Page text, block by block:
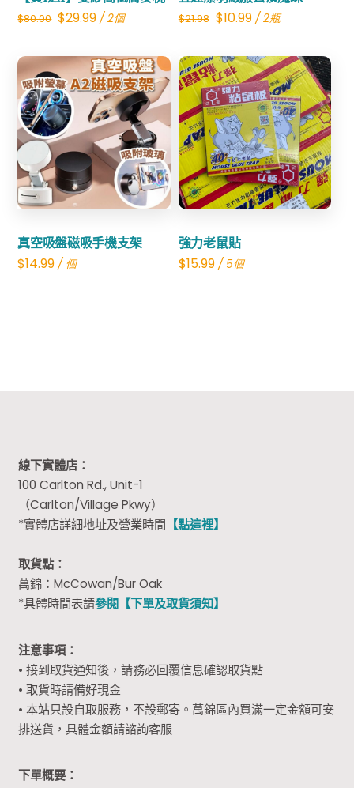
$80.00 Original
was:
$80.00.
$29.99Current
is:
$29.99.
/ 2個 $21.98 Original
was:
$21.98.
$10.99Current
is:
$10.99.
/ 2瓶
真空吸盤磁吸手機支架
$14.99 / 個
Share
強力老鼠貼
$15.99/ 5個
Share
線下實體店：
100 Carlton Rd., Unit-1
（Carlton/Village Pkwy）
*實體店詳細地址及營業時間 【點這裡】
取貨點：
萬錦：McCowan/Bur Oak
*具體時間表請參閱【下單及取貨須知】
注意事項：
• 接到取貨通知後，請務必回覆信息確認取貨點
• 取貨時請備好現金
• 本站只設自取服務，不設郵寄。萬錦區內買滿一定金額可安
排送貨，具體金額請諮詢客服
下單概要：